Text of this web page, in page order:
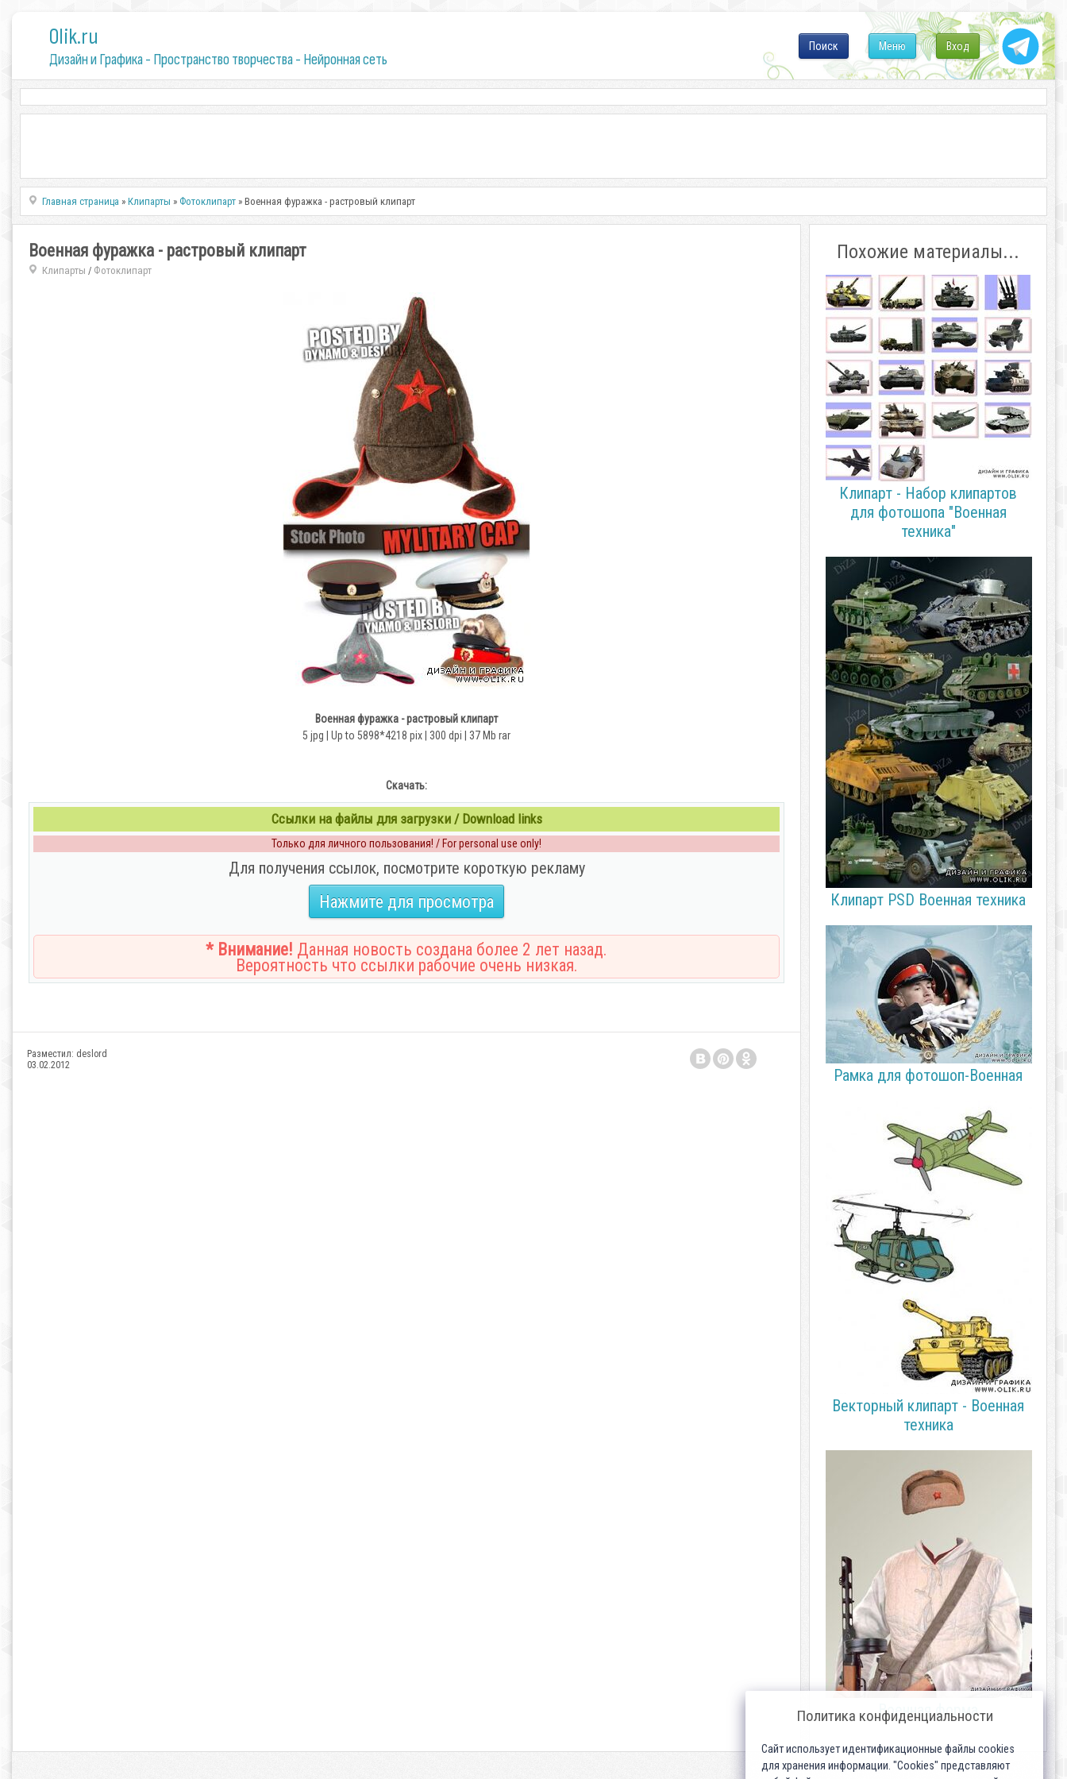
0lik.ru
Дизайн и Графика - Пространство творчества - Нейронная сеть
Вход
Меню
Поиск
Главная страница »Клипарты » Фотоклипарт » Военная фуражка - растровый клипарт
Военная фуражка - растровый клипарт
Клипарты / Фотоклипарт
Военная фуражка - растровый клипарт
5 jpg | Up to 5898*4218 pix | 300 dpi | 37 Mb rar
Скачать:
Ссылки на файлы для загрузки / Download links
Только для личного пользования! / For personal use only!
Для получения ссылок, посмотрите короткую рекламу
Нажмите для просмотра
* Внимание! Данная новость создана более 2 лет назад.
Вероятность что ссылки рабочие очень низкая.
Разместил: deslord
03.02.2012
Похожие материалы...
Клипарт - Набор клипартов
для фотошопа "Военная
техника"
Клипарт PSD Военная техника
Рамка для фотошоп-Военная
Векторный клипарт - Военная
техника
Военная форма
Политика конфиденциальности
Сайт использует идентификационные файлы cookies
для хранения информации. "Cookies" представляют